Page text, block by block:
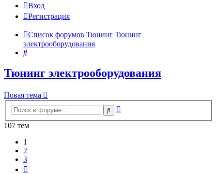
Вход
Регистрация
Список форумов Тюнинг Тюнинг
электрооборудования
Поиск
Тюнинг электрооборудования
Новая тема
Поиск
107 тем
1
2
3